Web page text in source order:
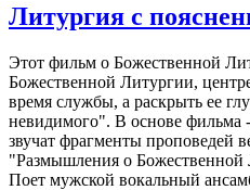
Литургия с
Этот фильм о Божественной
Божественной Литургии,
время службы, а раскрыть ее
невидимого". В основе фильма
звучат фрагменты проповедей
"Размышления о Божественной
Поет мужской вокальный